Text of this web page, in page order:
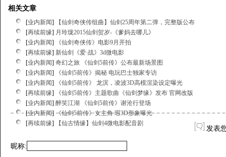
相关文章
[业内新闻]
【仙剑奇侠传组曲】仙剑25周年第二弹，完整版公布
[再续前缘] 月玲珑2015仙剑贺岁-《爹妈去哪儿》
[业内新闻]
《仙剑奇侠传》电影9月开拍
[再续前缘] 新仙剑《爱·战》3d微电影
[业内新闻] 奇幻之旅 《仙剑5前传》公布最新场景图
[业内新闻]
《仙剑5前传》揭秘 电玩巴士独家专访
[业内新闻]
《仙剑5前传》 龙溟，凌波3D高模渲染设定曝光
[再续前缘]
《仙剑5前传》主题歌曲《仙剑梦缘》发布 官网改版
[业内新闻] 醉笑江湖 《仙剑5前传》谢沧行登场
[业内新闻] 《仙剑5前传》女主角 瑕3D形象曝光
[再续前缘] 【仙古情缘】仙剑4微电影配音剧
发表
昵称: